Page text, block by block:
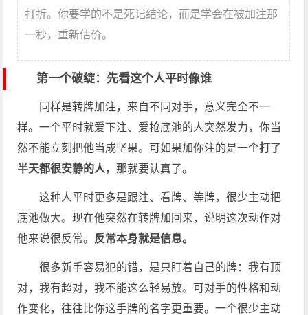
打折。你要学的不是死记结论，而是学会在被加注那
一秒，重新估价。
第一个破绽：先看这个人平时像谁
同样是转牌加注，来自不同对手，意义完全不一
样。一个平时就爱下注、爱抢底池的人突然发力，你当
然不能立刻把他当成坚果。可如果加你注的是一个打了
半天都很安静的人，那就要认真了。
这种人平时更多是跟注、看牌、等牌，很少主动把
底池做大。现在他突然在转牌加回来，说明这次动作对
他来说很反常。 反常本身就是信息。
很多新手容易犯的错，是只盯着自己的牌：我有顶
对，我有超对，我不能这么轻易放。可对手的性格和动
作变化，往往比你这手牌的名字更重要。一个很少主动